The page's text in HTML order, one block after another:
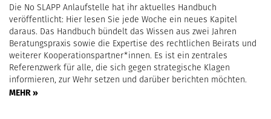
Die No SLAPP Anlaufstelle hat ihr aktuelles Handbuch
veröffentlicht: Hier lesen Sie jede Woche ein neues Kapitel
daraus. Das Handbuch bündelt das Wissen aus zwei Jahren
Beratungspraxis sowie die Expertise des rechtlichen Beirats und
weiterer Kooperationspartner*innen. Es ist ein zentrales
Referenzwerk für alle, die sich gegen strategische Klagen
informieren, zur Wehr setzen und darüber berichten möchten.
MEHR »